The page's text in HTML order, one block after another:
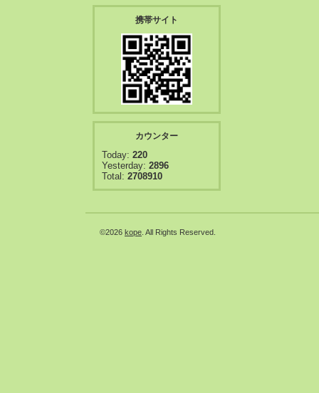
携帯サイト
カウンター
Today: 220
Yesterday: 2896
Total: 2708910
©2026 kope . All Rights Reserved.